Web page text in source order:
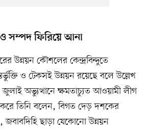
ও সম্পদ ফিরিয়ে আনা
উন্নয়ন কৌশলের কেন্দ্রবিন্দুতে
ও টেকসই উন্নয়ন রয়েছে বলে উল্লেখ
জুলাই অভ্যুত্থানে ক্ষমতাচ্যুত আওয়ামী লীগ
তিনি বলেন, বিগত দেড় দশকের
জবাবদিহি ছাড়া যেকোনো উন্নয়ন